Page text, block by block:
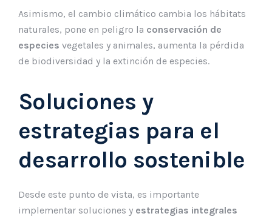
Asimismo, el cambio climático cambia los hábitats
naturales, pone en peligro la conservación de
especies vegetales y animales, aumenta la pérdida
de biodiversidad y la extinción de especies.
Soluciones y
estrategias para el
desarrollo sostenible
Desde este punto de vista, es importante
implementar soluciones y estrategias integrales